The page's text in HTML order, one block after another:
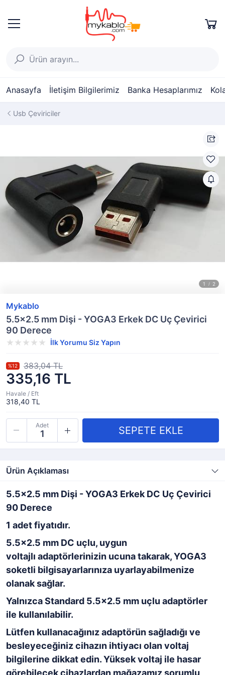
Anasayfa İletişim Bilgilerimiz Banka Hesaplarımız
Usb Çeviriciler
Mykablo
5.5x2.5 mm Dişi - YOGA3 Erkek DC Uç Çevirici
90 Derece
İlk Yorumu Siz Yapın
335,16 TL
%12 383,04 TL
Havale / Eft
318,40 TL
Adet
Ürün Açıklaması
5.5x2.5 mm Dişi - YOGA3 Erkek DC Uç Çevirici
90 Derece
1 adet fiyatıdır.
5.5x2.5 mm DC uçlu, uygun
voltajlı adaptörlerinizin ucuna takarak, YOGA3
soketli bilgisayarlarınıza uyarlayabilmenize
olanak sağlar.
Yalnızca Standard 5.5x2.5 mm uçlu adaptörler
ile kullanılabilir.
Lütfen kullanacağınız adaptörün sağladığı ve
besleyeceğiniz cihazın ihtiyacı olan voltaj
bilgilerine dikkat edin. Yüksek voltaj ile hasar
görebilecek cihazlardan mağazamız sorumlu